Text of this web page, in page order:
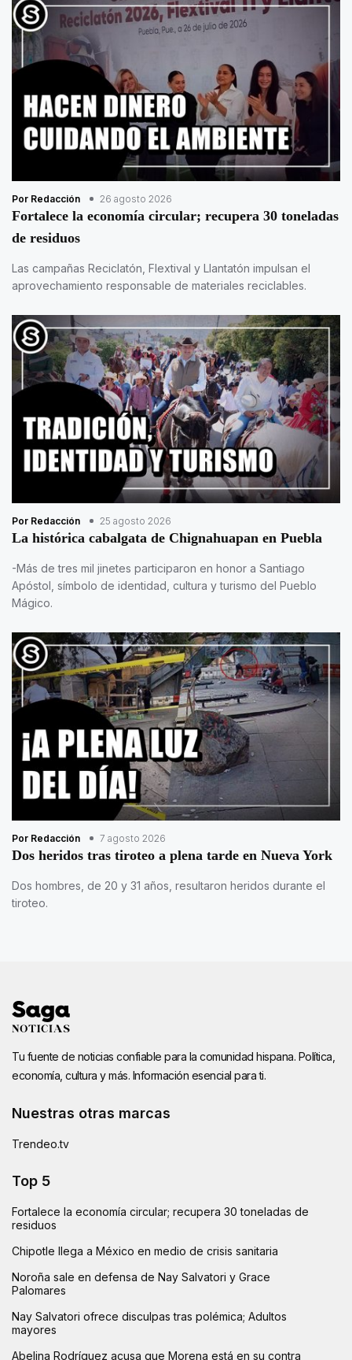
Por Redacción 26 agosto 2026
Fortalece la economía circular; recupera 30 toneladas
de residuos
Las campañas Reciclatón, Flextival y Llantatón impulsan el
aprovechamiento responsable de materiales reciclables.
Por Redacción 25 agosto 2026
La histórica cabalgata de Chignahuapan en Puebla
-Más de tres mil jinetes participaron en honor a Santiago
Apóstol, símbolo de identidad, cultura y turismo del Pueblo
Mágico.
Por Redacción 7 agosto 2026
Dos heridos tras tiroteo a plena tarde en Nueva York
Dos hombres, de 20 y 31 años, resultaron heridos durante el
tiroteo.
Tu fuente de noticias confiable para la comunidad hispana. Política,
economía, cultura y más. Información esencial para ti.
Nuestras otras marcas
Trendeo.tv
Top 5
Fortalece la economía circular; recupera 30 toneladas de
residuos
Chipotle llega a México en medio de crisis sanitaria
Noroña sale en defensa de Nay Salvatori y Grace
Palomares
Nay Salvatori ofrece disculpas tras polémica; Adultos
mayores
Abelina Rodríguez acusa que Morena está en su contra